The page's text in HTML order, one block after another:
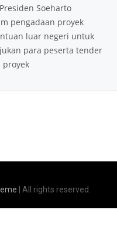
Soeharto
pengadaan proyek
luar negeri untuk
para peserta tender
proyek
| All rights reserved.